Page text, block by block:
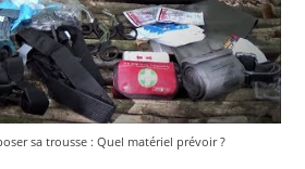
sa trousse : Quel matériel prévoir ?